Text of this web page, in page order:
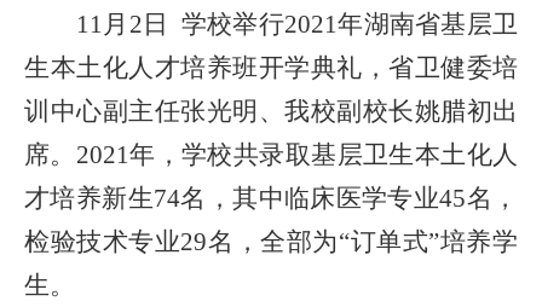
11月2日 学校举行2021年湖南省基层卫
生本土化人才培养班开学典礼，省卫健委培
训中心副主任张光明、 我校副校长姚腊初出
席。 2021年，学校共录取基层卫生本土化人
才培养新生74名，其中临床医学专业45名，
检验技术专业29名，全部为“订单式”培养学
生。